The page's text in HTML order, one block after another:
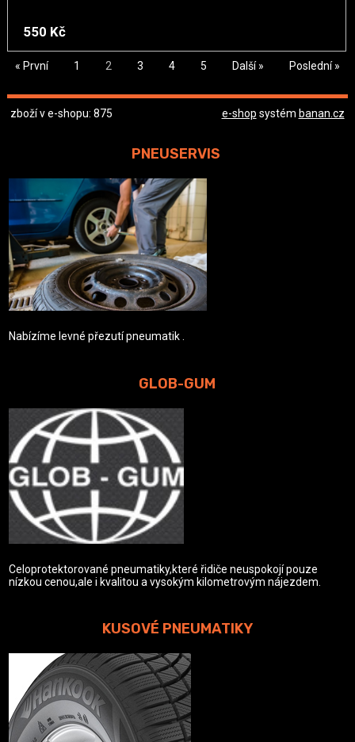
550 Kč
« První 1 2 3 4 5 Další » Poslední »
zboží v e-shopu: 875 e-shop systém banan.cz
PNEUSERVIS
Nabízíme levné přezutí pneumatik .
GLOB-GUM
Celoprotektorované pneumatiky,které řidiče neuspokojí pouze
nízkou cenou,ale i kvalitou a vysokým kilometrovým nájezdem.
KUSOVÉ PNEUMATIKY